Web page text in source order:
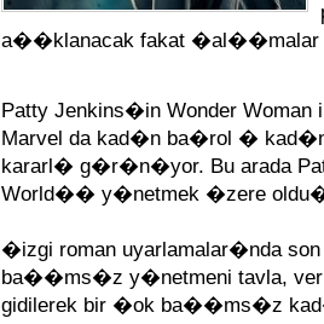
a��klanacak fakat �al��malar
Patty Jenkins�in Wonder
Marvel da kad�n ba�rol �
kararl� g�r�n�yor. Bu arada
World�� y�netmek �zere
�izgi roman uyarlamalar�nda
ba��ms�z y�netmeni tavla,
gidilerek bir �ok ba��ms�z